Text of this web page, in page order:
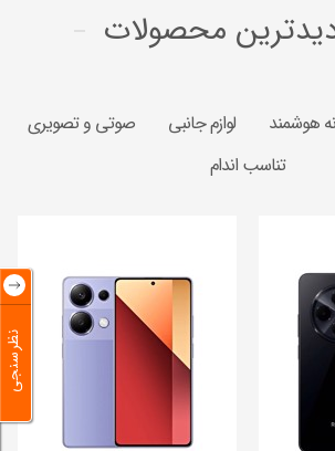
محصولات
هوشمند لوازم جانبی
صوتی و تصویری
تناسب اندام
نظرسنجی